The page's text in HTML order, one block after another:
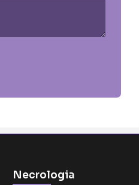
Necrologia